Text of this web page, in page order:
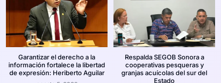
Garantizar el derecho a la
información fortalece la libertad
de expresión: Heriberto Aguilar
Respalda SEGOB Sonora a
cooperativas pesqueras y
granjas acuícolas del sur del
Estado